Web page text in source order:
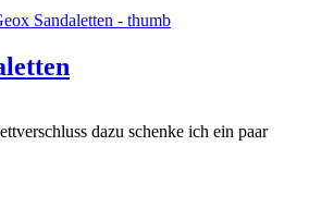
dazu schenke ich ein paar